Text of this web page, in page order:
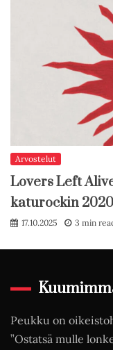
Arvostelut
Lovers Left
katurockin
17.10.2025 3 min
Peukku on
”Ostatsä mulle